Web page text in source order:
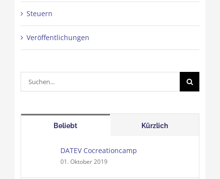
Steuern
Veröffentlichungen
Suche
nach:
Beliebt Kürzlich
DATEV Cocreationcamp
01. Oktober 2019